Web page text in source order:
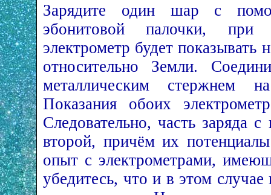
Зарядите один шар с
эбонитовой палочки, при
электрометр будет показывать
относительно Земли.
металлическим стержнем
Показания обоих
Следовательно, часть заряда
второй, причём их
опыт с электрометрами,
убедитесь, что и в этом случае